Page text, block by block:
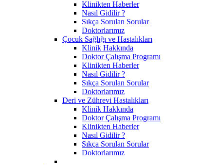
Klinikten Haberler
Nasıl Gidilir ?
Sıkça Sorulan Sorular
Doktorlarımız
Çocuk Sağlığı ve Hastalıkları
Klinik Hakkında
Doktor Çalışma Programı
Klinikten Haberler
Nasıl Gidilir ?
Sıkça Sorulan Sorular
Doktorlarımız
Deri ve Zührevi Hastalıkları
Klinik Hakkında
Doktor Çalışma Programı
Klinikten Haberler
Nasıl Gidilir ?
Sıkça Sorulan Sorular
Doktorlarımız